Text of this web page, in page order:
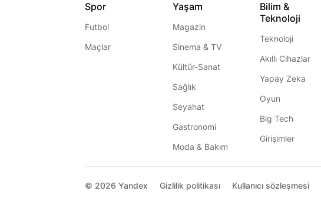
Spor
Futbol
Maçlar
Yaşam
Magazin
Sinema & TV
Kültür-Sanat
Sağlık
Seyahat
Gastronomi
Moda & Bakım
Bilim &
Teknoloji
Teknoloji
Akıllı Cihazlar
Yapay Zeka
Oyun
Big Tech
Girişimler
© 2026 Yandex Gizlilik politikası Kullanıcı sözleşmesi